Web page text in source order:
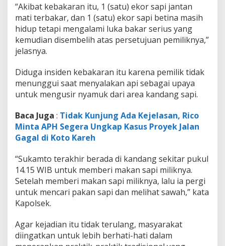
“Akibat kebakaran itu, 1 (satu) ekor sapi jantan
mati terbakar, dan 1 (satu) ekor sapi betina masih
hidup tetapi mengalami luka bakar serius yang
kemudian disembelih atas persetujuan pemiliknya,”
jelasnya.
Diduga insiden kebakaran itu karena pemilik tidak
menunggui saat menyalakan api sebagai upaya
untuk mengusir nyamuk dari area kandang sapi.
Baca Juga : Tidak Kunjung Ada Kejelasan, Rico
Minta APH Segera Ungkap Kasus Proyek Jalan
Gagal di Koto Kareh
“Sukamto terakhir berada di kandang sekitar pukul
14.15 WIB untuk memberi makan sapi miliknya.
Setelah memberi makan sapi miliknya, lalu ia pergi
untuk mencari pakan sapi dan melihat sawah,” kata
Kapolsek.
Agar kejadian itu tidak terulang, masyarakat
diingatkan untuk lebih berhati-hati dalam